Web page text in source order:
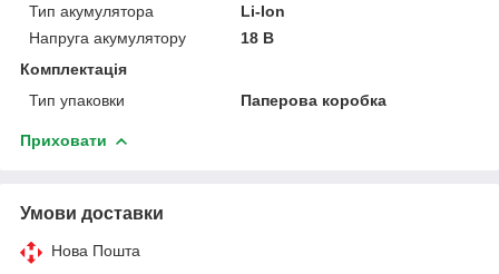
Тип акумулятора
Li-Ion
Напруга акумулятору
18 В
Комплектація
Тип упаковки
Паперова коробка
Приховати
Умови доставки
Нова Пошта